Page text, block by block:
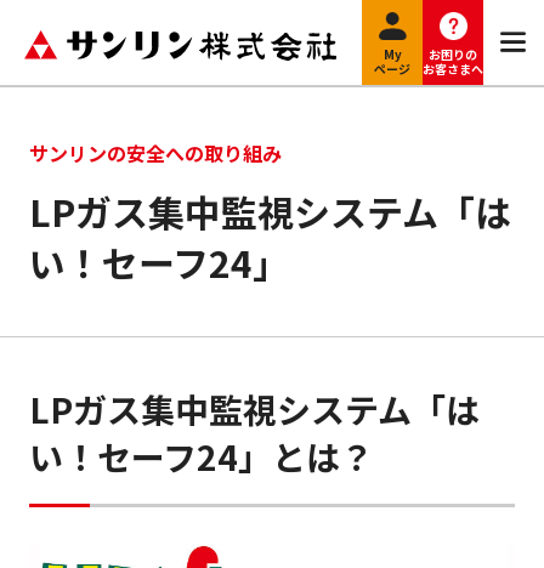
My
ページ
お困りの
お客さまへ
サンリンの安全への取り組み
LPガス集中監視システム「は
い！セーフ24」
LPガス集中監視システム「は
い！セーフ24」とは？